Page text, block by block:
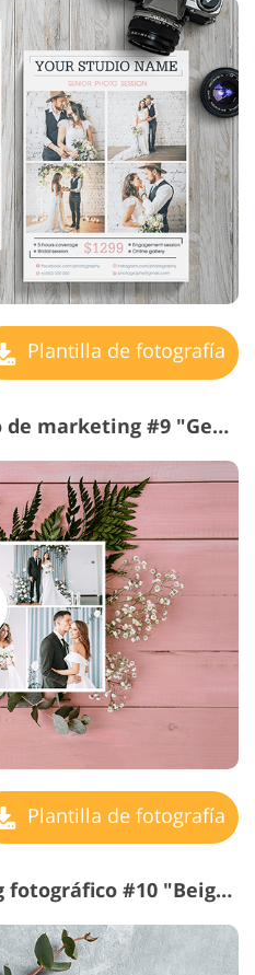
Plantilla de fotografía
Plantillas de fotógrafo de marketing #9 "Gentle Flyer"
Plantilla de fotografía
Plantilla de marketing fotográfico #10 "Beige Flyer"